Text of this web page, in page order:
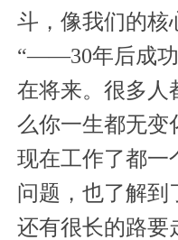
斗，像我们的核
“——30年后成功
在将来。很多人
么你一生都无变
现在工作了都一
问题，也了解到
还有很长的路要